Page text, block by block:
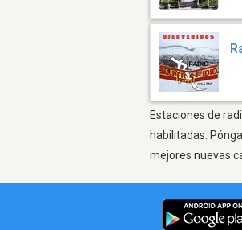
Estaciones de
habilitadas.
mejores nuevas